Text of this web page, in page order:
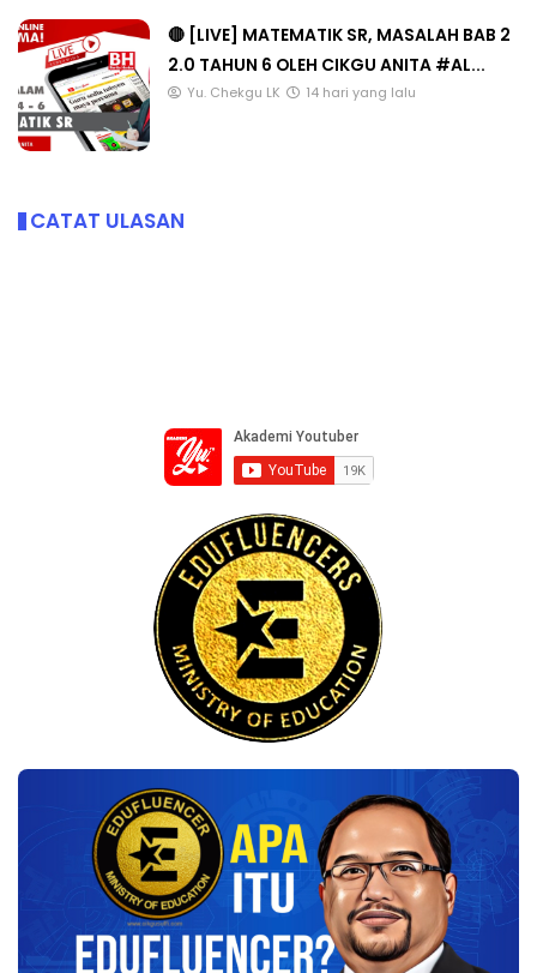
🔴 [LIVE] MATEMATIK SR, MASALAH BAB 2
2.0 TAHUN 6 OLEH CIKGU ANITA #AL...
Yu. Chekgu LK 14 hari yang lalu
CATAT ULASAN